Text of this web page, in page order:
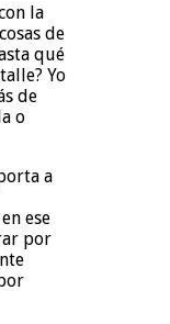
la
de
qué
Yo
de
o
a
ese
por